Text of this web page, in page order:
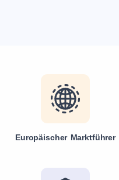
Europäischer Marktführer